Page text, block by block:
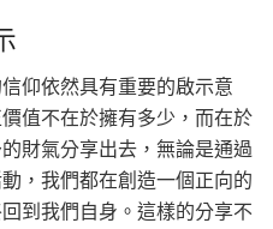
仰依然具有重要的啟示意
值不在於擁有多少，而在於
財氣分享出去，無論是通過
，我們都在創造一個正向的
到我們自身。這樣的分享不